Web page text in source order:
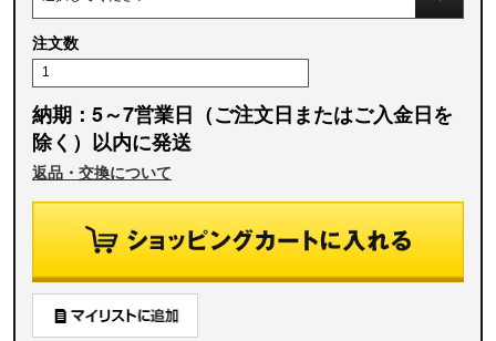
注文数
納期：5～7営業日（ご注文日またはご入金日を
除く）以内に発送
返品・交換について